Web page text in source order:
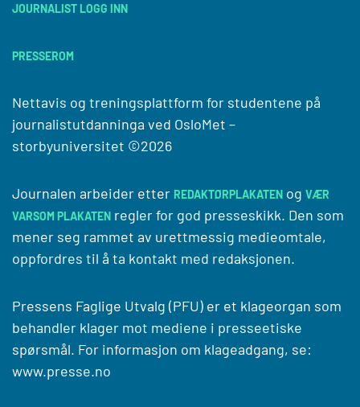
JOURNALIST LOGG INN
PRESSEROM
Nettavis og treningsplattform for studentene på
journalistutdanninga ved OsloMet –
storbyuniversitet ©2026
Journalen arbeider etter REDAKTØRPLAKATEN og VÆR
VARSOM PLAKATEN regler for god presseskikk. Den som
mener seg rammet av urettmessig medieomtale,
oppfordres til å ta kontakt med redaksjonen.
Pressens Faglige Utvalg (PFU) er et klageorgan som
behandler klager mot mediene i presseetiske
spørsmål. For informasjon om klageadgang, se:
www.presse.no